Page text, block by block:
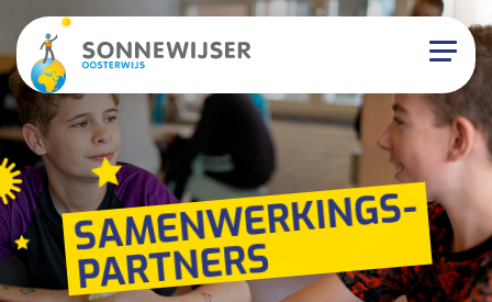
SAMENWERKINGS-
PARTNERS